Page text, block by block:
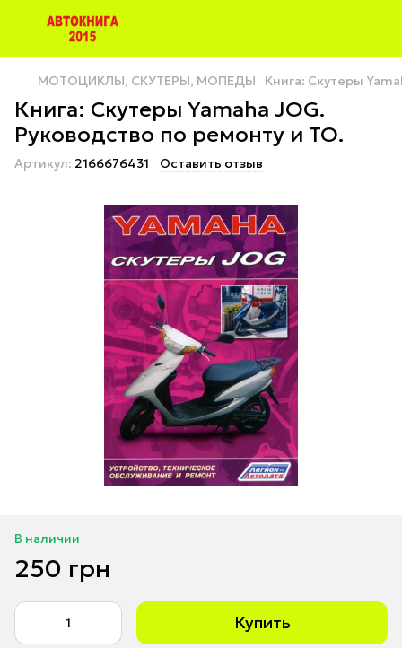
МОТОЦИКЛЫ, СКУТЕРЫ, МОПЕДЫ Книга: Скутеры
Книга: Скутеры Yamaha JOG.
Руководство по ремонту и ТО.
Артикул: 2166676431 Оставить отзыв
В наличии
250 грн
Купить